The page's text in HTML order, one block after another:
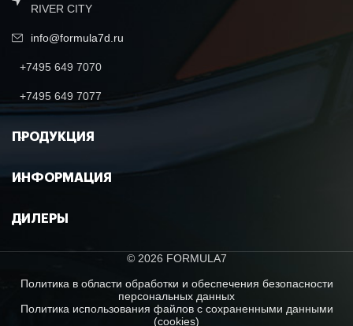
RIVER CITY
info@formula7d.ru
+7495 649 7070
+7495 649 7077
ПРОДУКЦИЯ
ИНФОРМАЦИЯ
ДИЛЕРЫ
© 2026 FORMULA7
Политика в области обработки и обеспечения безопасности
персональных данных
Политика использования файлов с сохраненными данными
(cookies)